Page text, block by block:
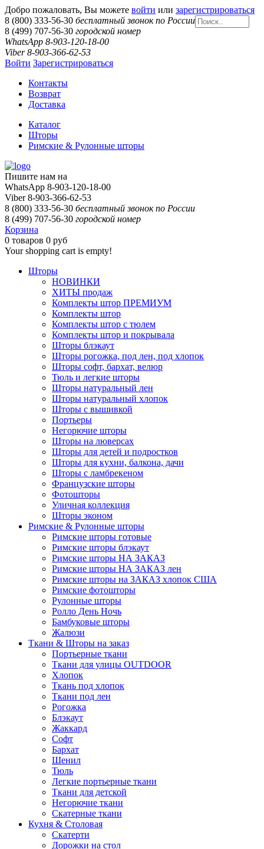
Добро пожаловать, Вы можете войти или зарегистрироваться
8 (800) 333-56-30 бесплатный звонок по России
8 (499) 707-56-30 городской номер
WhatsApp 8-903-120-18-00
Viber 8-903-366-62-53
Войти Зарегистрироваться
Контакты
Возврат
Доставка
Каталог
Шторы
Римские & Рулонные шторы
Пишите нам на
WhatsApp 8-903-120-18-00
Viber 8-903-366-62-53
8 (800) 333-56-30 бесплатный звонок по России
8 (499) 707-56-30 городской номер
Корзина
0 товаров 0 руб
Your shopping cart is empty!
Шторы
НОВИНКИ
ХИТЫ продаж
Комплекты штор ПРЕМИУМ
Комплекты штор
Комплекты штор с тюлем
Комплекты штор и покрывала
Шторы блэкаут
Шторы рогожка, под лен, под хлопок
Шторы софт, бархат, велюр
Тюль и легкие шторы
Шторы натуральный лен
Шторы натуральный хлопок
Шторы с вышивкой
Портьеры
Негорючие шторы
Шторы на люверсах
Шторы для детей и подростков
Шторы для кухни, балкона, дачи
Шторы с ламбрекеном
Французские шторы
Фотошторы
Уличная коллекция
Шторы эконом
Римские & Рулонные шторы
Римские шторы готовые
Римские шторы блэкаут
Римские шторы НА ЗАКАЗ
Римские шторы НА ЗАКАЗ лен
Римские шторы на ЗАКАЗ хлопок США
Римские фотошторы
Рулонные шторы
Ролло День Ночь
Бамбуковые шторы
Жалюзи
Ткани & Шторы на заказ
Портьерные ткани
Ткани для улицы OUTDOOR
Хлопок
Ткань под хлопок
Ткани под лен
Рогожка
Блэкаут
Жаккард
Софт
Бархат
Шенил
Тюль
Легкие портьерные ткани
Ткани для детской
Негорючие ткани
Скатерные ткани
Кухня & Столовая
Скатерти
Дорожки на стол